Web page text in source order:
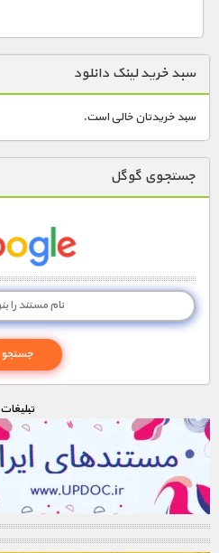
سبد خرید لینک دانلود
سبد خریدتان خالی است.
جستجوی گوگل
تبليغات